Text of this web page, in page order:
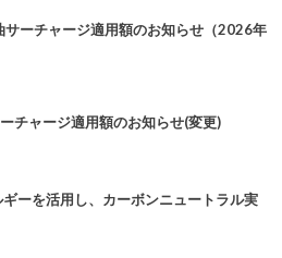
ーチャージ適用額のお知らせ（2026年
ャージ適用額のお知らせ(変更)
ーを活用し、カーボンニュートラル実